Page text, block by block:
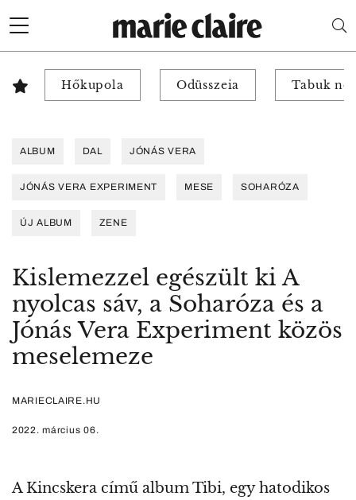
Hőkupola Odüsszeia Tabuk
ALBUM DAL JÓNÁS VERA
JÓNÁS VERA EXPERIMENT MESE SOHARÓZA
ÚJ ALBUM ZENE
Kislemezzel egészült ki A
nyolcas sáv, a Soharóza és a
Jónás Vera Experiment közös
meselemeze
MARIECLAIRE.HU
2022. március 06.
A Kincskera című album Tibi, egy hatodikos